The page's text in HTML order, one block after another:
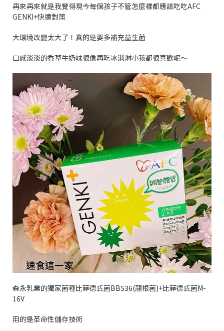
再來再來就是我覺得現今每個孩子不管怎麼樣都應該吃吃AFC
GENKI+快適對策
大環境改變太大了！真的是要多補充益生菌
口感淡淡的香草牛奶味很像再吃冰淇淋小孩都很喜歡呢～
森永乳業的獨家菌種比菲德氏菌BB536(龍根菌)+比菲德氏菌M-
16V
用的是革命性儲存技術